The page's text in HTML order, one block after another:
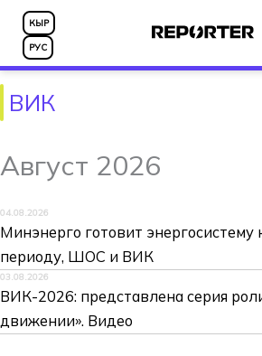
Перейти
содержимому
КЫР
РУС
ВИК
Август 2026
04.08.2026
Минэнерго готовит энергосистему
периоду, ШОС и ВИК
03.08.2026
ВИК-2026: представлена серия
движении». Видео